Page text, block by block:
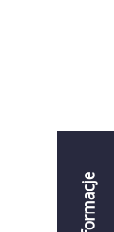
Informacje